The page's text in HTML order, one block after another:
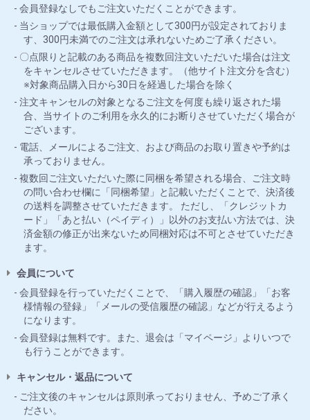
会員登録なしでもご注文いただくことができます。
当ショップでは最低購入金額として300円が設定されておりま
す、300円未満でのご注文は承れないためご了承ください。
〇点限りと記載のある商品を複数回注文いただいた場合は注文
をキャンセルさせていただきます。（他サイト注文分を含む）
※対象商品購入日から30日を経過した場合を除く
注文キャンセルの対象となるご注文を何度も繰り返された場
合、当サイトのご利用を永久的にお断りさせていただく場合が
ございます。
電話、メールによるご注文、および商品のお取り置きや予約は
承っておりません。
複数回ご注文いただいた際に同梱を希望される場合、ご注文時
の問い合わせ欄に「同梱希望」と記載いただくことで、決済後
の送料を調整させていただきます。 ただし、「クレジットカ
ード」「あと払い（ペイディ）」以外のお支払い方法では、決
済金額の修正が出来ないため同梱対応は不可とさせていただき
ます。
会員について
会員登録を行っていただくことで、「購入履歴の確認」「お客
様情報の登録」「メールの受信履歴の確認」などが行えるよう
になります。
会員登録は無料です。また、退会は「マイページ」よりいつで
も行うことができます。
キャンセル・返品について
ご注文後のキャンセルは原則承っておりません、予めご了承く
ださい。